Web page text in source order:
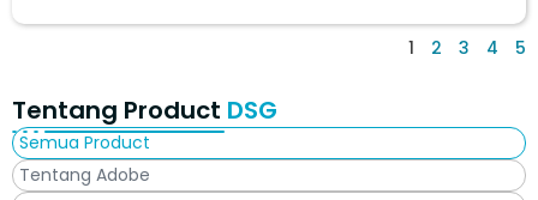
1 2 3 4 5
Tentang Product DSG
Tentang Adobe
Semua Product